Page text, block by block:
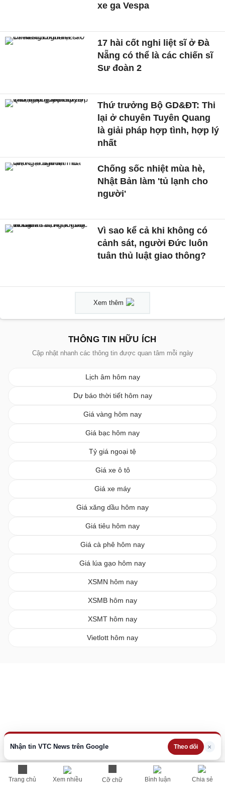
Trang chủ Xem nhiều Cỡ chữ Bình luận Chia sẻ
Nhận tin VTC News trên Google Theo dõi ×
xe ga Vespa
17 hài cốt nghi liệt sĩ ở Đà
Nẵng có thể là các chiến sĩ
Sư đoàn 2
Thứ trưởng Bộ GD&ĐT: Thi
lại ở chuyên Tuyên Quang
là giải pháp hợp tình, hợp lý
nhất
Chống sốc nhiệt mùa hè,
Nhật Bản làm 'tủ lạnh cho
người'
Vì sao kể cả khi không có
cảnh sát, người Đức luôn
tuân thủ luật giao thông?
Xem thêm
THÔNG TIN HỮU ÍCH
Cập nhật nhanh các thông tin được quan tâm mỗi ngày
Lịch âm hôm nay
Dự báo thời tiết hôm nay
Giá vàng hôm nay
Giá bạc hôm nay
Tỷ giá ngoại tệ
Giá xe ô tô
Giá xe máy
Giá xăng dầu hôm nay
Giá tiêu hôm nay
Giá cà phê hôm nay
Giá lúa gạo hôm nay
XSMN hôm nay
XSMB hôm nay
XSMT hôm nay
Vietlott hôm nay